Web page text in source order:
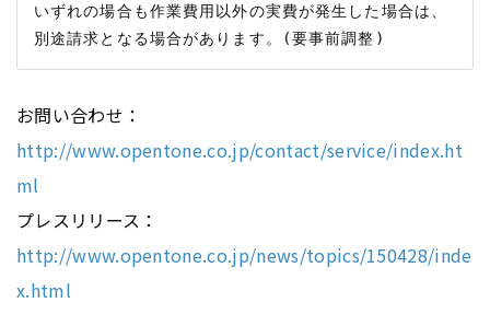
いずれの場合も作業費用以外の実費が発生した場合は、
お問い合わせ：
http://www.opentone.co.jp/contact/service/index.ht
ml
プレスリリース：
http://www.opentone.co.jp/news/topics/150428/inde
x.html